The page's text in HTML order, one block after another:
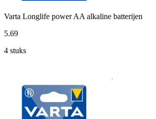
Varta Longlife power AA alkaline batterijen
5.69
4 stuks